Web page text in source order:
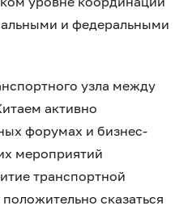
и федеральными
узла между
активно
форумах и бизнес-
мероприятий
транспортной
сказаться